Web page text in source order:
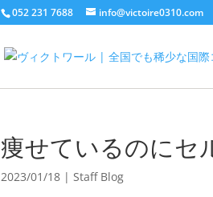
052 231 7688 info@victoire0310.com
痩せているのにセ
2023/01/18 |Staff Blog